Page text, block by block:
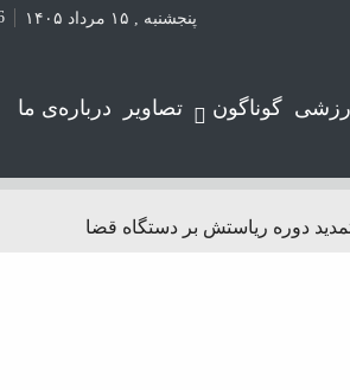
پنجشنبه , ۱۵ مرداد ۱۴۰۵
گوناگون تصاویر درباره‌ی ما
دوره ریاستش بر دستگاه قضا